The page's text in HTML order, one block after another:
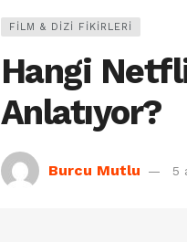
FILM & DIZI FIKIRLERI
Hangi
Anlatıyor?
Burcu Mutlu 5